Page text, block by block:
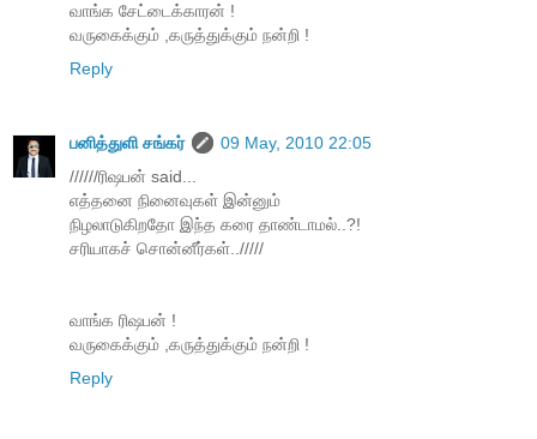
வாங்க சேட்டைக்காரன் !
வருகைக்கும் ,கருத்துக்கும் நன்றி !
Reply
பனித்துளி சங்கர்
09 May, 2010 22:05
//////ரிஷபன் said...
எத்தனை நினைவுகள் இன்னும்
நிழலாடுகிறதோ இந்த கரை தாண்டாமல்..?!
சரியாகச் சொன்னீர்கள்../////
வாங்க ரிஷபன் !
வருகைக்கும் ,கருத்துக்கும் நன்றி !
Reply